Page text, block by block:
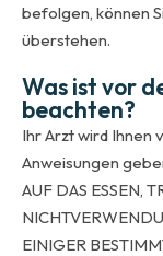
befolgen, können
überstehen.
Was ist vor
beachten?
Ihr Arzt wird Ihnen
Anweisungen
AUF DAS ESSEN,
EINIGER